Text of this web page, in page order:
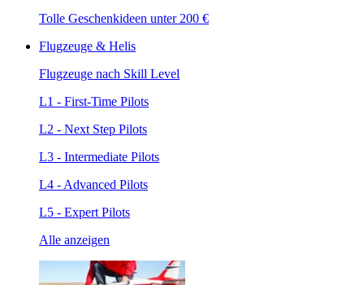
Tolle Geschenkideen unter 200 €
Flugzeuge & Helis
Flugzeuge nach Skill Level
L1 - First-Time Pilots
L2 - Next Step Pilots
L3 - Intermediate Pilots
L4 - Advanced Pilots
L5 - Expert Pilots
Alle anzeigen